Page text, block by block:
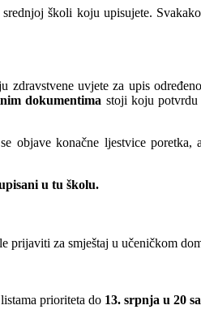
školi koju upisujete.
zdravstvene uvjete za upis
dokumentima stoji koju potvrdu
objave konačne ljestvice
u tu školu.
prijaviti za smještaj u učeničkom
prioriteta do 13. srpnja u 20